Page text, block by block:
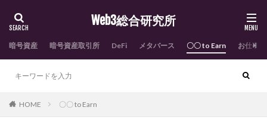
Web3総合研究所
暗号資産 暗号資産取引所 DeFi メタバース 〇〇 to Earn お仕事
HOME 〇〇 to Earn